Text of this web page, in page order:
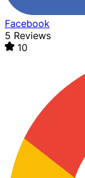
Facebook
5 Reviews
10